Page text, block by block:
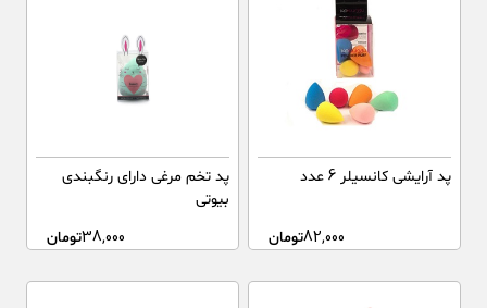
پد آرایشی کانسیلر 6 عدد
82,000تومان
پد تخم مرغی دارای رنگبندی
بیوتی
38,000تومان